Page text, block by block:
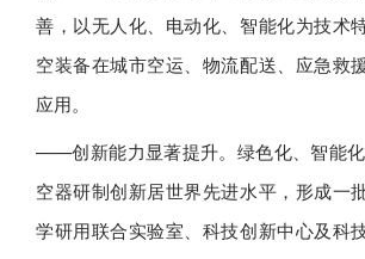
善，以无人化、电动化、智能化为技术
空装备在城市空运、物流配送、应急救
应用。
——创新能力显著提升。绿色化、智能
空器研制创新居世界先进水平，形成一
学研用联合实验室、科技创新中心及科